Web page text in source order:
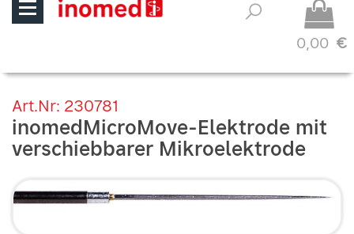
0,00 €
Art.Nr: 230781
inomedMicroMove-Elektrode mit
verschiebbarer Mikroelektrode